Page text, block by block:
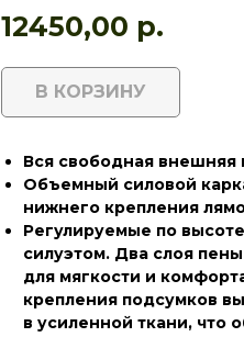
12450,00 р.
В КОРЗИНУ
Вся свободная внешняя
Объемный силовой
нижнего крепления
Регулируемые по
силуэтом. Два слоя
для мягкости и
крепления подсумков
в усиленной ткани, что